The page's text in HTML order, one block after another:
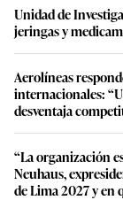
Unidad de
jeringas y
Aerolíneas
internacionales:
desventaja
“La organización
Neuhaus,
de Lima 2027 y en